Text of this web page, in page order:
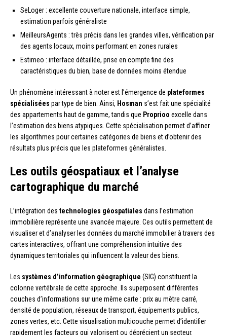
SeLoger : excellente couverture nationale, interface simple,
estimation parfois généraliste
MeilleursAgents : très précis dans les grandes villes, vérification par
des agents locaux, moins performant en zones rurales
Estimeo : interface détaillée, prise en compte fine des
caractéristiques du bien, base de données moins étendue
Un phénomène intéressant à noter est l’émergence de plateformes
spécialisées par type de bien. Ainsi, Hosman s’est fait une spécialité
des appartements haut de gamme, tandis que Proprioo excelle dans
l’estimation des biens atypiques. Cette spécialisation permet d’affiner
les algorithmes pour certaines catégories de biens et d’obtenir des
résultats plus précis que les plateformes généralistes.
Les outils géospatiaux et l’analyse
cartographique du marché
L’intégration des technologies géospatiales dans l’estimation
immobilière représente une avancée majeure. Ces outils permettent de
visualiser et d’analyser les données du marché immobilier à travers des
cartes interactives, offrant une compréhension intuitive des
dynamiques territoriales qui influencent la valeur des biens.
Les systèmes d’information géographique (SIG) constituent la
colonne vertébrale de cette approche. Ils superposent différentes
couches d’informations sur une même carte : prix au mètre carré,
densité de population, réseaux de transport, équipements publics,
zones vertes, etc. Cette visualisation multicouche permet d’identifier
rapidement les facteurs qui valorisent ou déprécient un secteur.